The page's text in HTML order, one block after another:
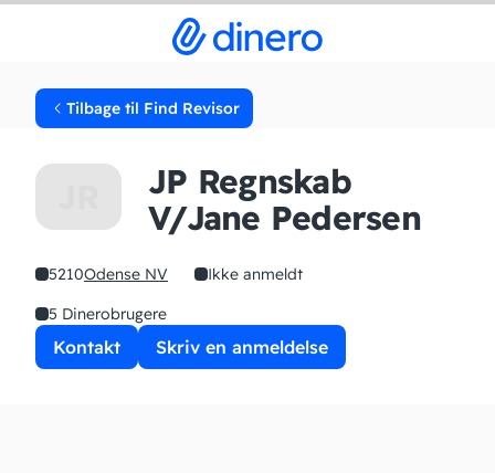
Tilbage til Find Revisor
JP Regnskab
V/Jane Pedersen
5210Odense NV
Ikke anmeldt
5 Dinerobrugere
Kontakt Skriv en anmeldelse